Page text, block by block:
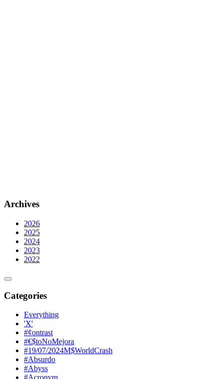
Archives
2026
2025
2024
2023
2022
Categories
Everything
'X'
#¢ontrast
#€$toNoMejora
#19/07/2024M$WorldCrash
#Absurdo
#Abyss